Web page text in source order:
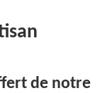
de notre